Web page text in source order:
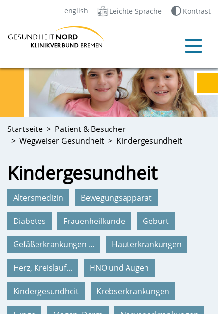
english Leichte Sprache Kontrast
Startseite
Patient & Besucher
Wegweiser Gesundheit
Kindergesundheit
Kindergesundheit
Altersmedizin Bewegungsapparat
Diabetes Frauenheilkunde Geburt
Gefäßerkrankungen ... Hauterkrankungen
Herz, Kreislauf... HNO und Augen
Kindergesundheit Krebserkrankungen